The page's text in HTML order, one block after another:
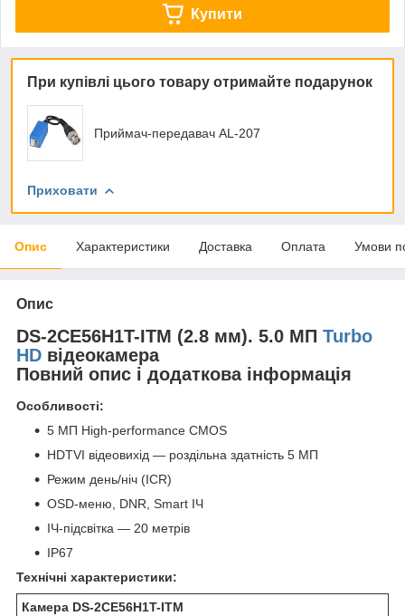
Купити
При купівлі цього товару отримайте подарунок
Приймач-передавач AL-207
Приховати
Опис Характеристики Доставка Оплата Умови
Опис
DS-2CE56H1T-ITM (2.8 мм). 5.0 МП Turbo
HD відеокамера
Повний опис і додаткова інформація
Особливості:
5 МП High-performance CMOS
HDTVI відеовихід — роздільна здатність 5 МП
Режим день/ніч (ICR)
OSD-меню, DNR, Smart ІЧ
ІЧ-підсвітка — 20 метрів
IP67
Технічні характеристики:
Камера DS-2CE56H1T-ITM